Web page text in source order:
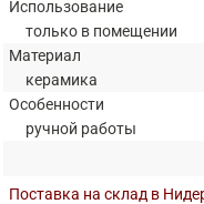
Использование
только в помещении
Материал
керамика
Особенности
ручной работы
Поставка на склад в